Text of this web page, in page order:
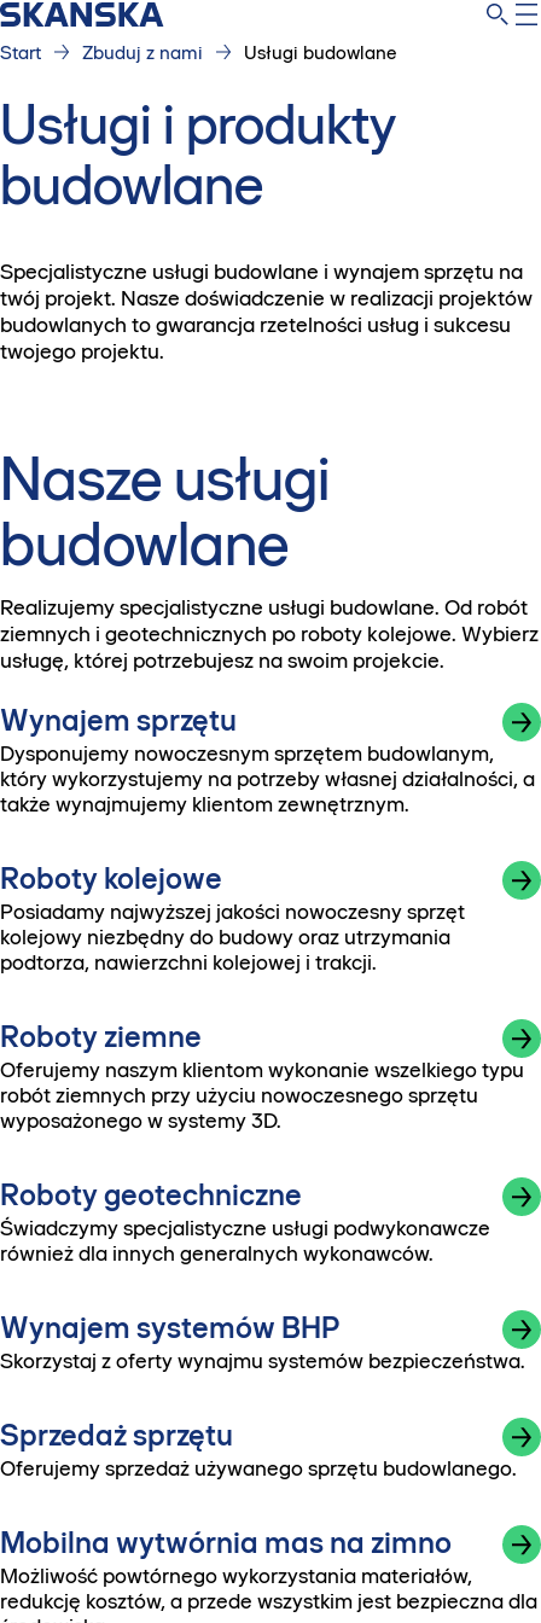
Start Zbuduj z nami Usługi budowlane
Usługi i produkty
budowlane
Specjalistyczne usługi budowlane i wynajem sprzętu na
twój projekt. Nasze doświadczenie w realizacji projektów
budowlanych to gwarancja rzetelności usług i sukcesu
twojego projektu.
Nasze usługi
budowlane
Realizujemy specjalistyczne usługi budowlane. Od robót
ziemnych i geotechnicznych po roboty kolejowe. Wybierz
usługę, której potrzebujesz na swoim projekcie.
Wynajem sprzętu
Dysponujemy nowoczesnym sprzętem budowlanym,
który wykorzystujemy na potrzeby własnej działalności, a
także wynajmujemy klientom zewnętrznym.
Roboty kolejowe
Posiadamy najwyższej jakości nowoczesny sprzęt
kolejowy niezbędny do budowy oraz utrzymania
podtorza, nawierzchni kolejowej i trakcji.
Roboty ziemne
Oferujemy naszym klientom wykonanie wszelkiego typu
robót ziemnych przy użyciu nowoczesnego sprzętu
wyposażonego w systemy 3D.
Roboty geotechniczne
Świadczymy specjalistyczne usługi podwykonawcze
również dla innych generalnych wykonawców.
Wynajem systemów BHP
Skorzystaj z oferty wynajmu systemów bezpieczeństwa.
Sprzedaż sprzętu
Oferujemy sprzedaż używanego sprzętu budowlanego.
Mobilna wytwórnia mas na zimno
Możliwość powtórnego wykorzystania materiałów,
redukcję kosztów, a przede wszystkim jest bezpieczna dla